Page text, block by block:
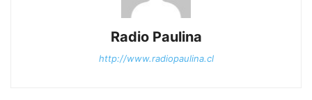
Radio Paulina
http://www.radiopaulina.cl